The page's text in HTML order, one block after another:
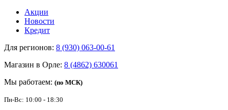
Акции
Новости
Кредит
Для регионов: 8 (930) 063-00-61
Магазин в Орле: 8 (4862) 630061
Мы работаем: (по МСК)
Пн-Вс: 10:00 - 18:30